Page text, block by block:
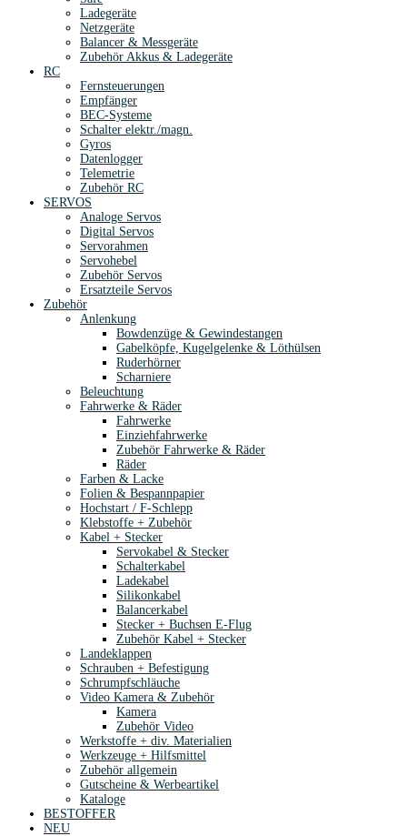
Ladegeräte
Netzgeräte
Balancer & Messgeräte
Zubehör Akkus & Ladegeräte
RC
Fernsteuerungen
Empfänger
BEC-Systeme
Schalter elektr./magn.
Gyros
Datenlogger
Telemetrie
Zubehör RC
SERVOS
Analoge Servos
Digital Servos
Servorahmen
Servohebel
Zubehör Servos
Ersatzteile Servos
Zubehör
Anlenkung
Bowdenzüge & Gewindestangen
Gabelköpfe, Kugelgelenke & Löthülsen
Ruderhörner
Scharniere
Beleuchtung
Fahrwerke & Räder
Fahrwerke
Einziehfahrwerke
Zubehör Fahrwerke & Räder
Räder
Farben & Lacke
Folien & Bespannpapier
Hochstart / F-Schlepp
Klebstoffe + Zubehör
Kabel + Stecker
Servokabel & Stecker
Schalterkabel
Ladekabel
Silikonkabel
Balancerkabel
Stecker + Buchsen E-Flug
Zubehör Kabel + Stecker
Landeklappen
Schrauben + Befestigung
Schrumpfschläuche
Video Kamera & Zubehör
Kamera
Zubehör Video
Werkstoffe + div. Materialien
Werkzeuge + Hilfsmittel
Zubehör allgemein
Gutscheine & Werbeartikel
Kataloge
BESTOFFER
NEU